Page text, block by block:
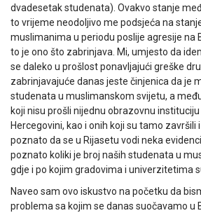
dvadesetak studenata). Ovakvo stanje
to vrijeme neodoljivo me podsjeća na
muslimanima u periodu poslije agresije na
to je ono što zabrinjava. Mi, umjesto da
se daleko u prošlost ponavljajući greške
zabrinjavajuće danas jeste činjenica da je
studenata u muslimanskom svijetu, a
koji nisu prošli nijednu obrazovnu instituciju
Hercegovini, kao i onih koji su tamo završili
poznato da se u Rijasetu vodi neka
poznato koliki je broj naših studenata u
gdje i po kojim gradovima i univerzitetima
Naveo sam ovo iskustvo na početku da
problema sa kojim se danas suočavamo u